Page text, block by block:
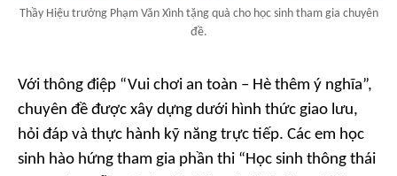
Thầy Hiệu trưởng Phạm Văn Xình tặng quà cho học sinh tham gia chuyên
đề.
Với thông điệp “Vui chơi an toàn – Hè thêm ý nghĩa”,
chuyên đề được xây dựng dưới hình thức giao lưu,
hỏi đáp và thực hành kỹ năng trực tiếp. Các em học
sinh hào hứng tham gia phần thi “Học sinh thông thái